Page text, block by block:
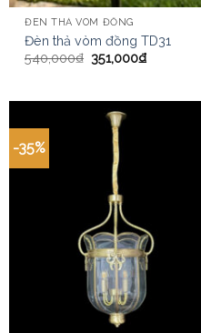
ĐÈN THẢ VÒM ĐỒNG
Đèn thả vòm đồng TD31
540,000₫ 351,000₫
-35%